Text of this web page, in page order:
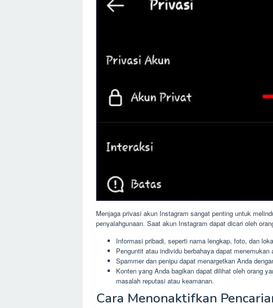
Menjaga privasi akun Instagram sangat penting untuk
penyalahgunaan. Saat akun Instagram dapat dicari oleh
Informasi pribadi, seperti nama lengkap, foto, dan
Penguntit atau individu berbahaya dapat
Spammer dan penipu dapat menargetkan Anda
Konten yang Anda bagikan dapat dilihat oleh orang
masalah reputasi atau keamanan.
Cara Menonaktifkan